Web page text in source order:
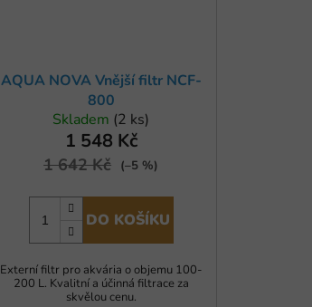
AQUA NOVA Vnější filtr NCF-
800
Skladem (2 ks)
1 548 Kč
1 642 Kč (–5 %)
DO KOŠÍKU
Externí filtr pro akvária o objemu 100-
200 L. Kvalitní a účinná filtrace za
skvělou cenu.